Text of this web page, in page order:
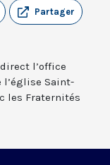
Partager
l’office
l’église Saint-
les Fraternités